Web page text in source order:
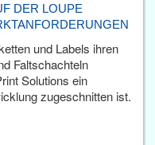
DER LOUPE
und Labels ihren
Faltschachteln
Solutions ein
zugeschnitten ist.